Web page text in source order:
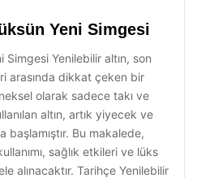
Yeni Simgesi
Simgesi Yenilebilir altın, son
arasında dikkat çeken bir
olarak sadece takı ve
altın, artık yiyecek ve
Bu makalede,
sağlık etkileri ve lüks
alınacaktır. Tarihçe Yenilebilir